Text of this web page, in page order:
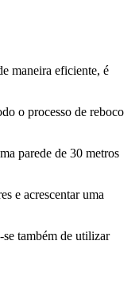
maneira eficiente, é
o processo de reboco
parede de 30 metros
e acrescentar uma
se também de utilizar